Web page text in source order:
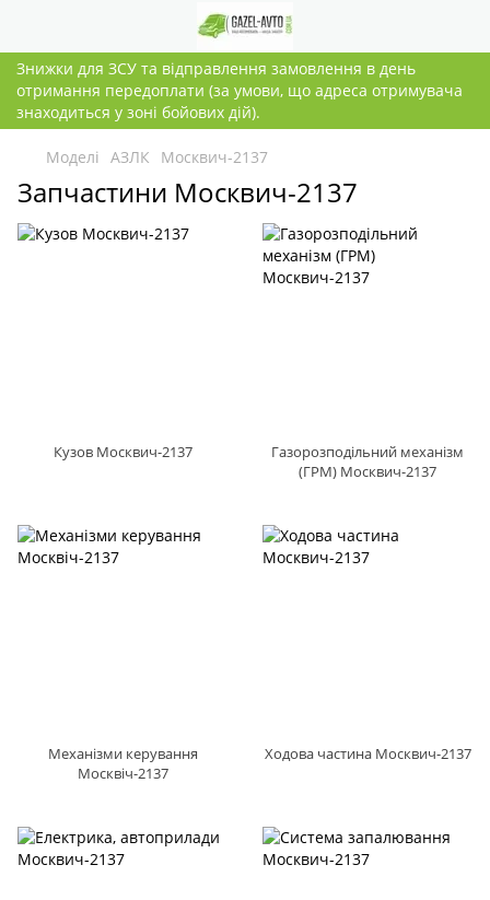
Знижки для ЗСУ та відправлення замовлення в день
отримання передоплати (за умови, що адреса отримувача
знаходиться у зоні бойових дій).
Моделі АЗЛК Москвич-2137
Запчастини Москвич-2137
Кузов Москвич-2137
Газорозподільний механізм
(ГРМ) Москвич-2137
Механізми керування
Москвіч-2137
Ходова частина Москвич-2137